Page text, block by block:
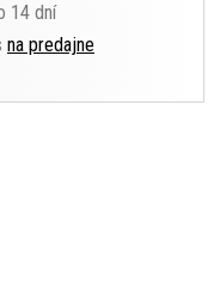
14 dní
na predajne